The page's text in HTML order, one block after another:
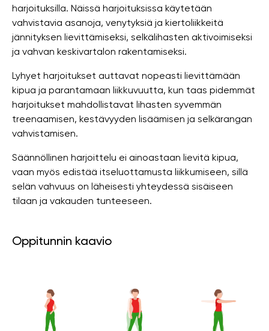
harjoituksilla. Näissä harjoituksissa käytetään
vahvistavia asanoja, venytyksiä ja kiertoliikkeitä
jännityksen lievittämiseksi, selkälihasten aktivoimiseksi
ja vahvan keskivartalon rakentamiseksi.
Lyhyet harjoitukset auttavat nopeasti lievittämään
kipua ja parantamaan liikkuvuutta, kun taas pidemmät
harjoitukset mahdollistavat lihasten syvemmän
treenaamisen, kestävyyden lisäämisen ja selkärangan
vahvistamisen.
Säännöllinen harjoittelu ei ainoastaan ​​lievitä kipua,
vaan myös edistää itseluottamusta liikkumiseen, sillä
selän vahvuus on läheisesti yhteydessä sisäiseen
tilaan ja vakauden tunteeseen.
Oppitunnin kaavio